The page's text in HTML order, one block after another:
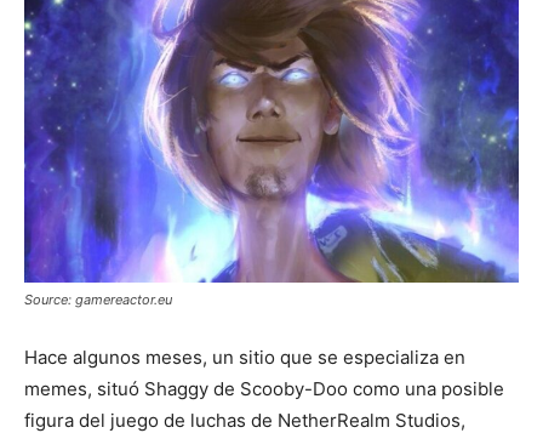
Source: gamereactor.eu
Hace algunos meses, un sitio que se especializa en
memes, situó Shaggy de Scooby-Doo como una posible
figura del juego de luchas de NetherRealm Studios,